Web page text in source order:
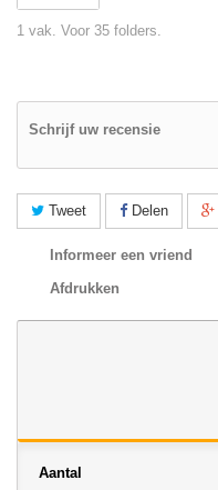
1 vak. Voor 35 folders.
Schrijf uw recensie
Tweet Delen
Informeer een vriend
Afdrukken
Aantal